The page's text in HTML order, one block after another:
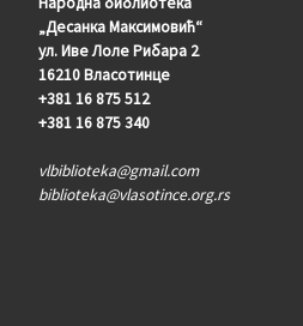
„Десанка Максимовић“
ул. Иве Лоле Рибара 2
16210 Власотинце
+381 16 875 512
+381 16 875 340
vlbiblioteka@gmail.com
biblioteka@vlasotince.org.rs